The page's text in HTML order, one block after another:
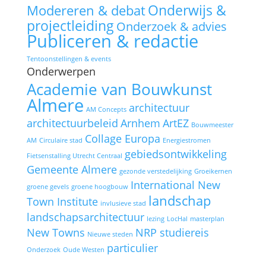
Modereren & debatOnderwijs &
projectleiding Onderzoek & advies
Publiceren & redactie
Tentoonstellingen & events
Onderwerpen
Academie van Bouwkunst
Almere AM Concepts architectuur
architectuurbeleid Arnhem ArtEZ Bouwmeester
AM Circulaire stad Collage Europa Energiestromen
Fietsenstalling Utrecht Centraal gebiedsontwikkeling
Gemeente Almere gezonde verstedelijking Groeikernen
groene gevels groene hoogbouw International New
Town Institute invlusieve stad landschap
landschapsarchitectuur lezing LocHal masterplan
New Towns Nieuwe steden NRP studiereis
Onderzoek Oude Westen particulier